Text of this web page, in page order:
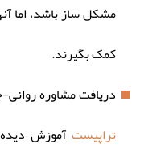
مشکل ساز باشد، اما
کمک بگیرند.
دریافت مشاوره
تراپیست آموزش